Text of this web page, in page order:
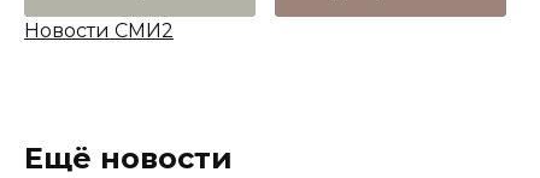
Новости СМИ2
Ещё новости